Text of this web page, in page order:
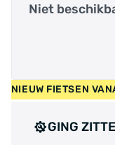
Niet
FIETSEN VANAF
GING